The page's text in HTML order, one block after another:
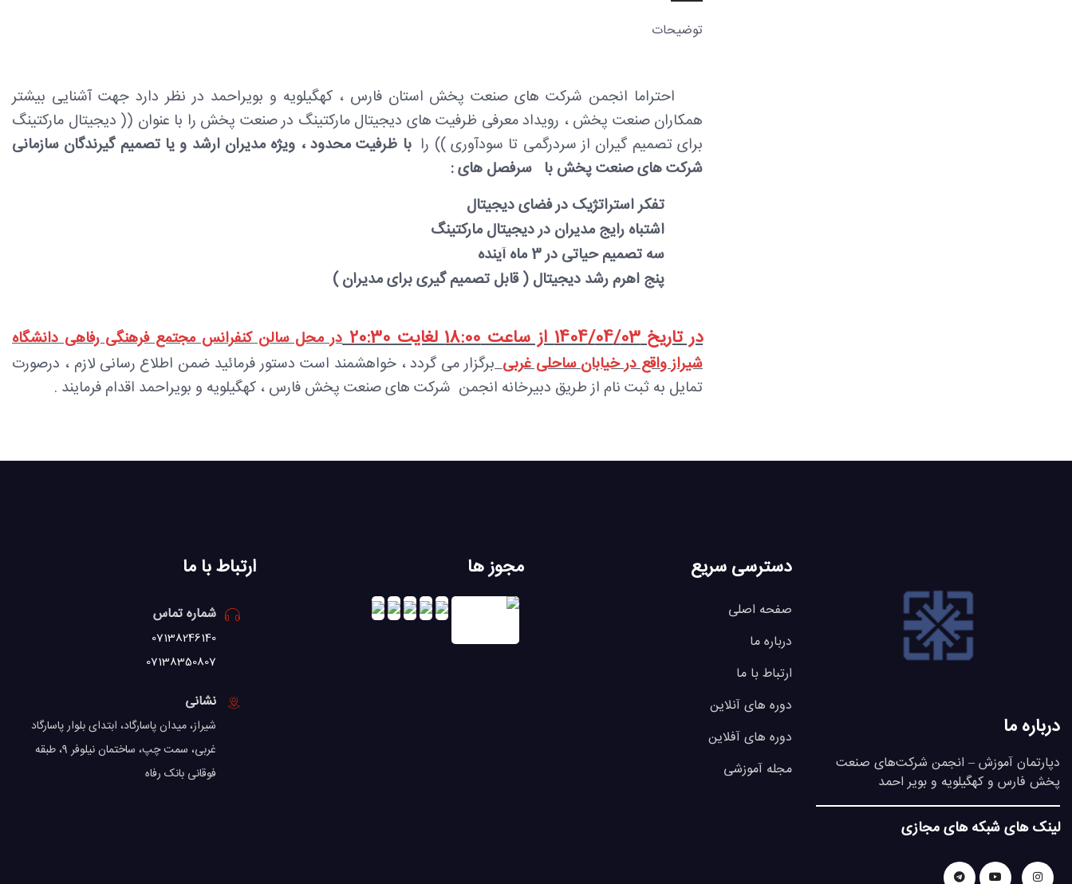
توضیحات
احتراما انجمن شرکت های صنعت پخش استان فارس ، کهگیلویه و بویراحمد در نظر دارد جهت آشنایی بیشتر
همکارانصنعت پخش ، رویداد معرفی ظرفیت های دیجیتال مارکتینگ در صنعت پخش را با عنوان (( دیجیتال مارکتینگ
برای تصمیم گیران از سردرگمی تا سودآوری )) را با ظرفیت محدود ، ویژه مدیران ارشد و یا تصمیم گیرندگان سازمانی
شرکت های صنعت پخش با سرفصل های :
تفکر استراتژیک در فضای دیجیتال
اشتباه رایج مدیران در دیجیتال مارکتینگ
سه تصمیم حیاتی در 3 ماه آینده
پنج اهرم رشد دیجیتال ( قابل تصمیم گیری برای مدیران )
در تاریخ03
/
04
/1404 از ساعت 18:00 لغایت 20:30
در محل سالن کنفرانس مجتمع فرهنگی رفاهی دانشگاه
شیراز واقع در خیابان ساحلی غربی برگزار می گردد ، خواهشمند است دستور فرمائید ضمن اطلاع رسانی لازم ، درصورت
تمایل به ثبت نام از طریق دبیرخانه انجمن شرکت های صنعت پخش فارس ، کهگیلویه و بویراحمد اقدام فرمایند .
درباره ما
دپارتمان آموزش – انجمن شرکت‌های صنعت
پخش فارس و کهگیلویه و بویر احمد
لینک های شبکه های مجازی
دسترسی سریع
صفحه اصلی
درباره ما
ارتباط با ما
دوره های آنلاین
دوره های آفلاین
مجله آموزشی
مجوز ها ارتباط با ما
شماره تماس
07138246140
07138350807
نشانی
شیراز، میدان پاسارگاد، ابتدای بلوار پاسارگاد
غربی، سمت چپ، ساختمان نیلوفر 9، طبقه
فوقانی بانک رفاه